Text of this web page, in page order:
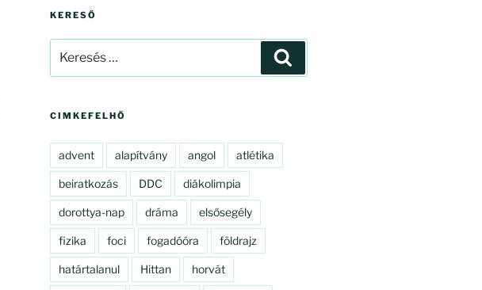
KERESŐ
következő
CIMKEFELHŐ
advent alapítvány angol atlétika
beiratkozás DDC diákolimpia
dorottya-nap dráma elsősegély
fizika foci fogadóóra földrajz
határtalanul Hittan horvát